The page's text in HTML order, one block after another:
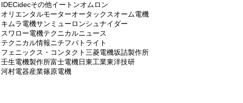
IDECidecその他イートンオムロン
オリエンタルモーターオータックスオーム電機
キムラ電機サンミューロンシュナイダー
スワロー電機テクニカルニュース
テクニカル情報ニチフパトライト
フェニックス・コンタクト 三菱電機坂詰製作所
壬生電機製作所富士電機日東工業東洋技研
河村電器産業篠原電機